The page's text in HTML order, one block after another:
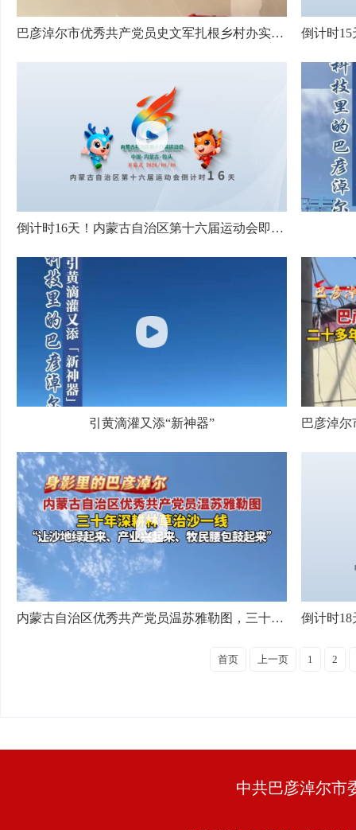
巴彦淖尔市优秀共产党员史文军扎根乡村办实事，带动村民稳增收，“让更多村民腰包鼓起来，日子越过越红火”
倒计时16天！内蒙古自治区第十六届运动会即将启幕
引黄滴灌又添“新神器”
内蒙古自治区优秀共产党员温苏雅勒图，三十年深耕林草治沙一线，“让沙地绿起来、产业兴起来、牧民腰包鼓起来”
首页 上一页 1 2
中共巴彦淖尔市